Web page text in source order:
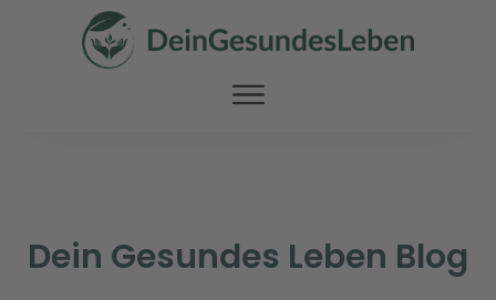
Dein Gesundes Leben Blog